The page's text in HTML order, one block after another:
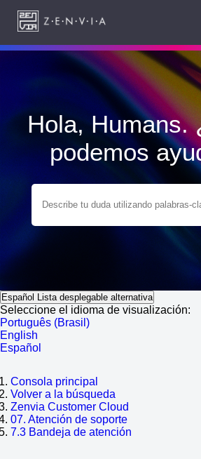
Hola, Humans.
podemos
Español Lista desplegable alternativa
Seleccione el idioma de visualización:
Português (Brasil)
English
Español
Consola principal
Volver a la búsqueda
Zenvia Customer Cloud
07. Atención de soporte
7.3 Bandeja de atención